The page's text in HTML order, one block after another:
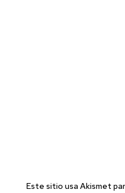
Este sitio usa Akismet